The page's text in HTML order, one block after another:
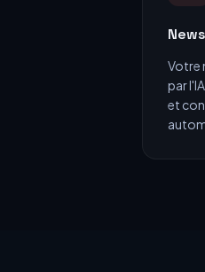
Votre
par
et